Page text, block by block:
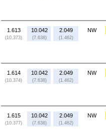
1.613
(10.373)
10.042
(7.638)
2.049
(1.462)
NW
1.614
(10.374)
10.042
(7.638)
2.049
(1.462)
NW
1.615
(10.377)
10.042
(7.638)
2.049
(1.462)
NW